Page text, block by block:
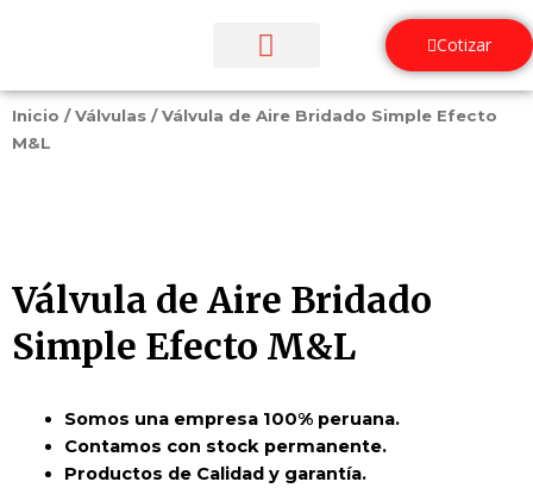
Cotizar
Inicio /Válvulas / Válvula de Aire Bridado Simple Efecto
M&L
Válvula de Aire Bridado
Simple Efecto M&L
Somos una empresa 100% peruana.
Contamos con stock permanente.
Productos de Calidad y garantía.